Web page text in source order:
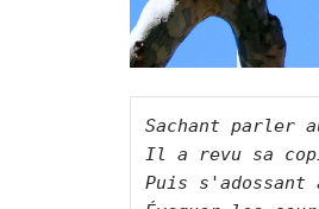
Sachant parler
Il a revu sa
Puis